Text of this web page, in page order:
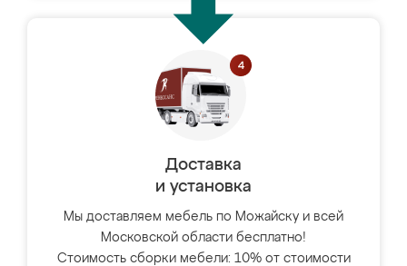
Доставка
и установка
Мы доставляем мебель по Можайску и всей
Московской области бесплатно!
Стоимость сборки мебели: 10% от стоимости